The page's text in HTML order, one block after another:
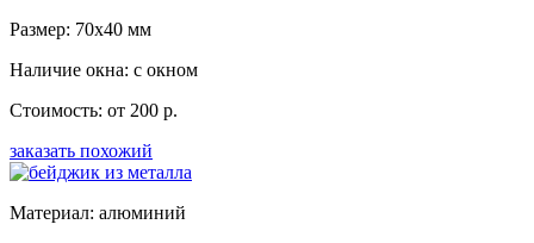
Размер: 70x40 мм
Наличие окна: с окном
Стоимость: от 200 р.
заказать похожий
Материал: алюминий